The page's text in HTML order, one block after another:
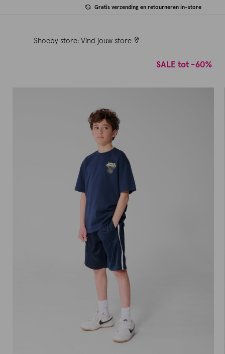
Gratis verzending en retourneren in-store
Shoeby store: Vind jouw store
SALE tot -60%